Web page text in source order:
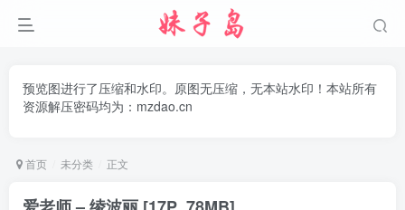
预览图进行了压缩和水印。原图无压缩，无本站水印！本站所有
资源解压密码均为：mzdao.cn
首页 未分类 正文